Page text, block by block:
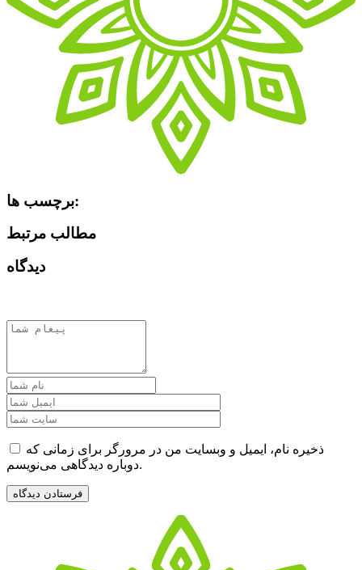
برچسب ها:
مطالب مرتبط
دیدگاه
ذخیره نام، ایمیل و وبسایت من در مرورگر برای زمانی که
دوباره دیدگاهی می‌نویسم.